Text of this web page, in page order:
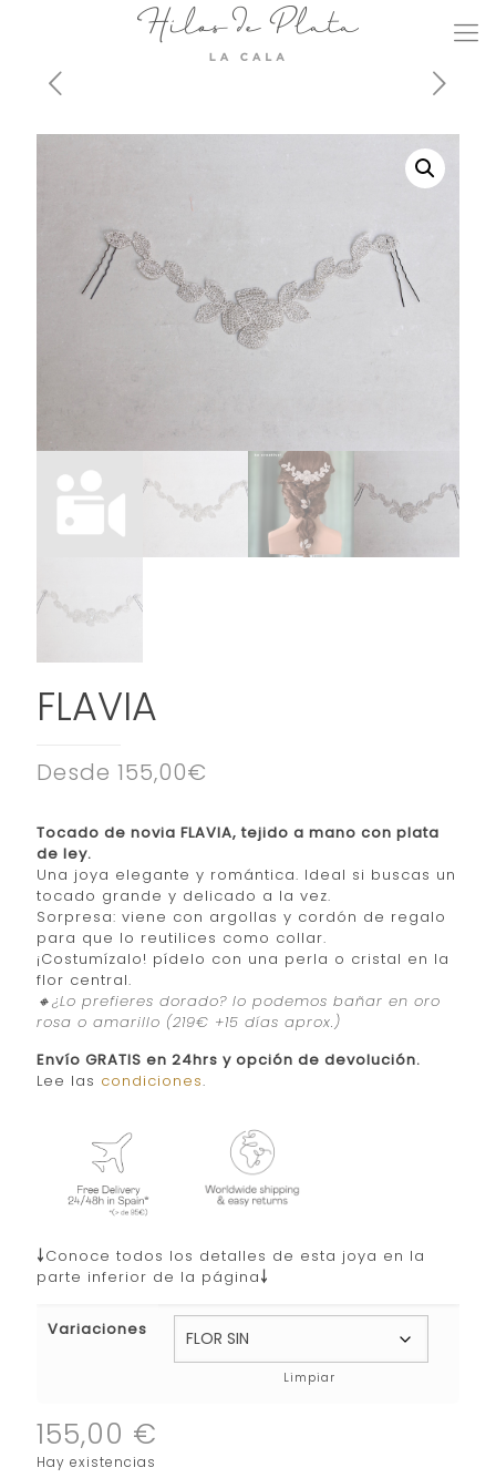
FLAVIA
Desde 155,00€
Tocado de novia FLAVIA, tejido a mano con plata
de ley.
Una joya elegante y romántica. Ideal si buscas un
tocado grande y delicado a la vez.
Sorpresa: viene con argollas y cordón de regalo
para que lo reutilices como collar.
¡Costumízalo! pídelo con una perla o cristal en la
flor central.
🔸¿Lo prefieres dorado? lo podemos bañar en oro
rosa o amarillo (219€ +15 días aprox.)
Envío GRATIS en 24hrs y opción de devolución.
Lee las condiciones.
￬Conoce todos los detalles de esta joya en la
parte inferior de la página￬
Variaciones
Limpiar
155,00 €
Hay existencias